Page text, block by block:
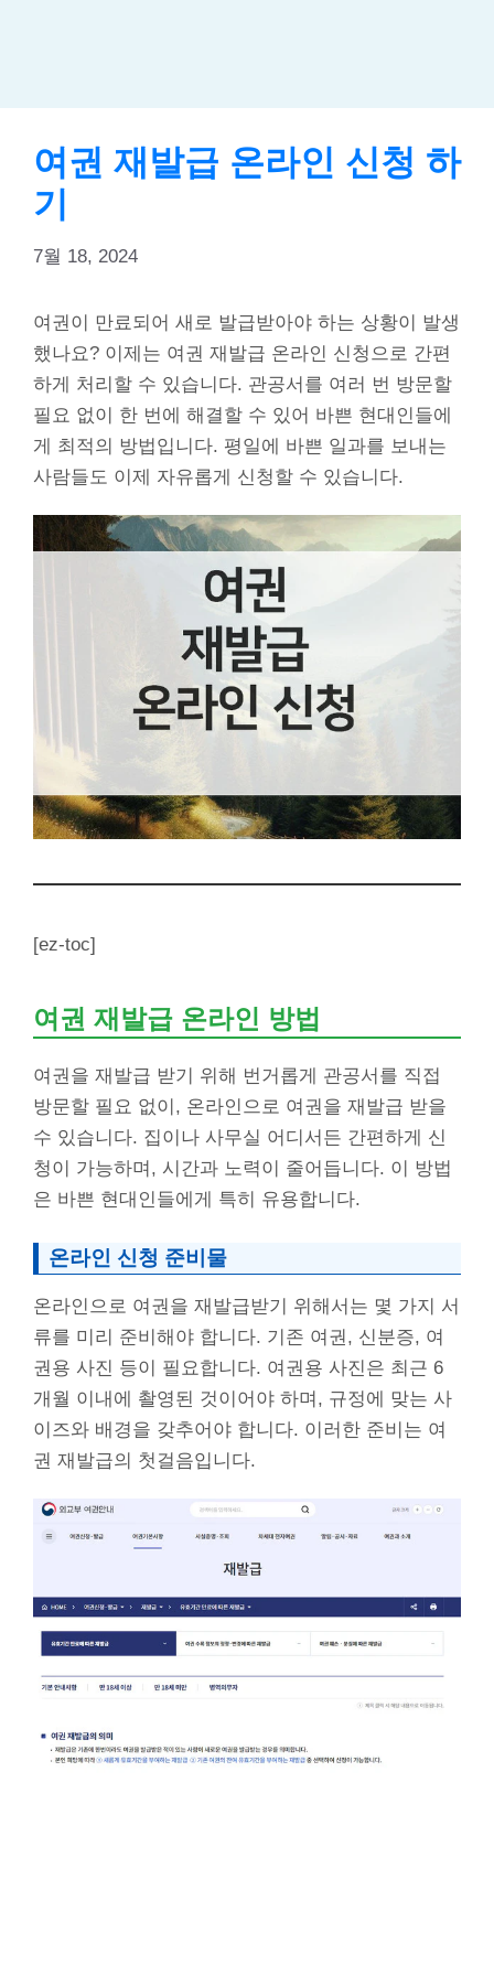
여권 재발급 온라인 신청 하
기
7월 18, 2024
여권이 만료되어 새로 발급받아야 하는 상황이 발생
했나요? 이제는 여권 재발급 온라인 신청으로 간편
하게 처리할 수 있습니다. 관공서를 여러 번 방문할
필요 없이 한 번에 해결할 수 있어 바쁜 현대인들에
게 최적의 방법입니다. 평일에 바쁜 일과를 보내는
사람들도 이제 자유롭게 신청할 수 있습니다.
[ez-toc]
여권 재발급 온라인 방법
여권을 재발급 받기 위해 번거롭게 관공서를 직접
방문할 필요 없이, 온라인으로 여권을 재발급 받을
수 있습니다. 집이나 사무실 어디서든 간편하게 신
청이 가능하며, 시간과 노력이 줄어듭니다. 이 방법
은 바쁜 현대인들에게 특히 유용합니다.
온라인 신청 준비물
온라인으로 여권을 재발급받기 위해서는 몇 가지 서
류를 미리 준비해야 합니다. 기존 여권, 신분증, 여
권용 사진 등이 필요합니다. 여권용 사진은 최근 6
개월 이내에 촬영된 것이어야 하며, 규정에 맞는 사
이즈와 배경을 갖추어야 합니다. 이러한 준비는 여
권 재발급의 첫걸음입니다.